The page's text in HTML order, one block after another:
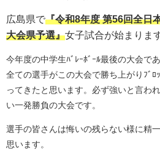
広島県で『令和8年度 第56回全日
大会県予選』女子試合が始まりま
今年度の中学生ﾊﾞﾚｰﾎﾞｰﾙ最後の大会で
全ての選手がこの大会で勝ち上がりﾌﾞ
ってきたと思います。必ず強いと言わ
い一発勝負の大会です。
選手の皆さんは悔いの残らない様に精
思います。